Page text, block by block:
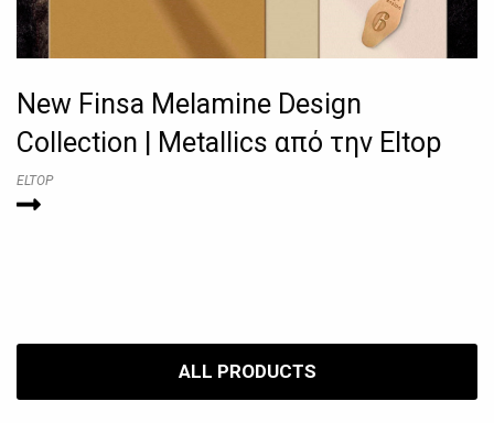
New Finsa Melamine Design
Collection | Metallics από την Eltop
ELTOP
ALL PRODUCTS